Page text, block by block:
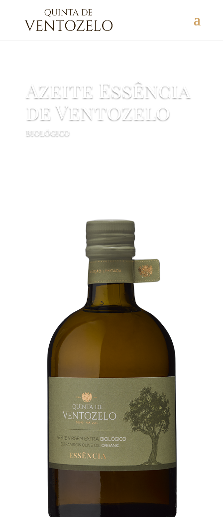
Azeite Essência
de Ventozelo
BIOLÓGICO